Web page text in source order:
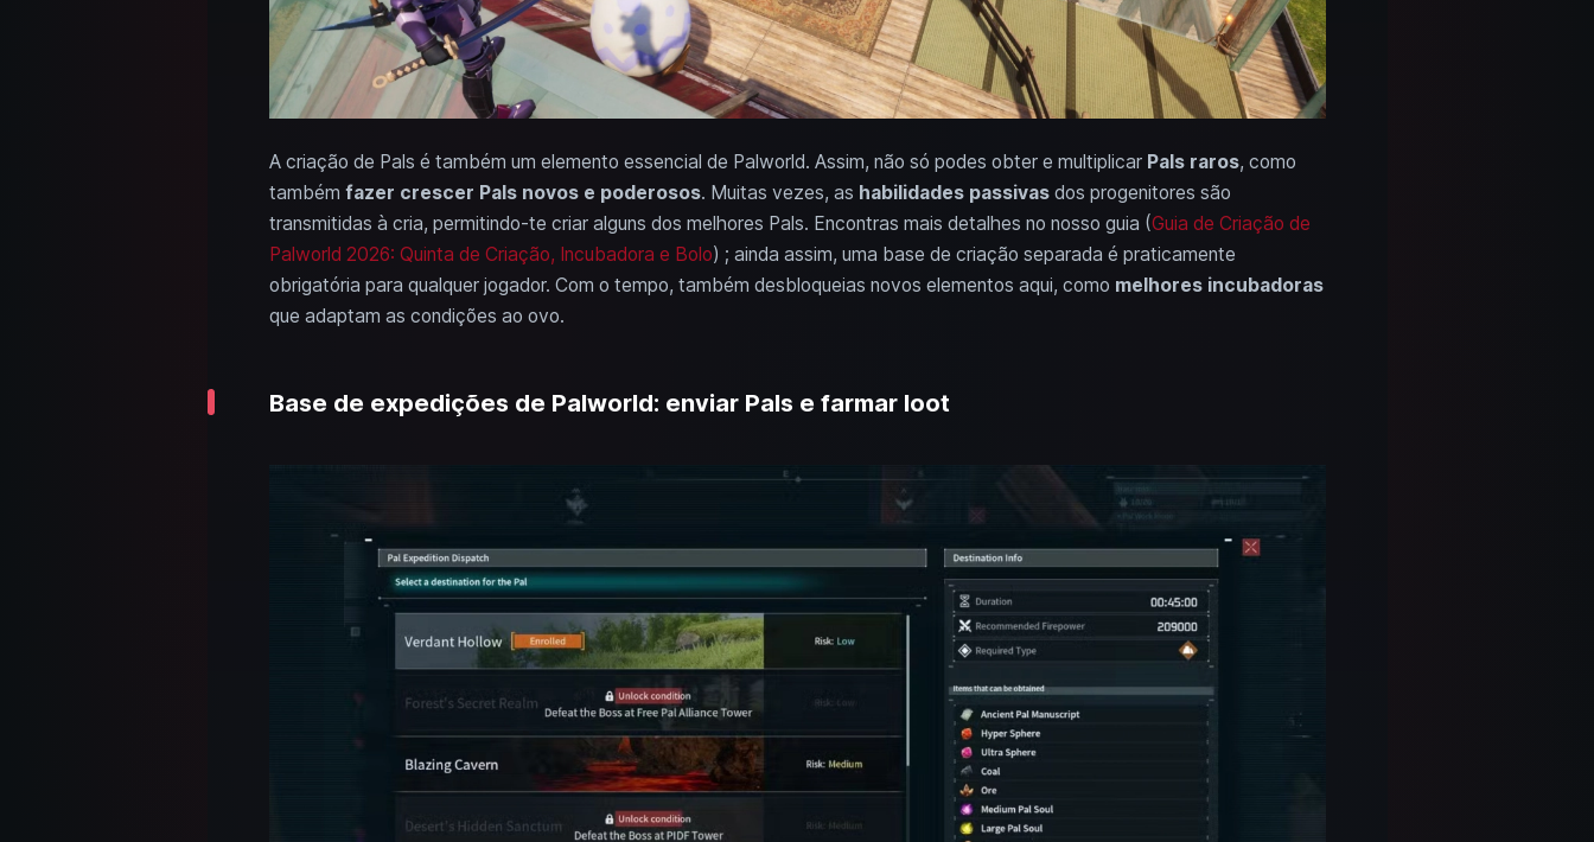
A criação de Pals é também um elemento essencial de Palworld. Assim, não só podes obter e multiplicar Pals raros, como
também fazer crescer Pals novos e poderosos. Muitas vezes, as habilidades passivasdos progenitores são
transmitidas à cria, permitindo-te criar alguns dos melhores Pals. Encontras mais detalhes no nosso guia (Guia de Criação de
Palworld 2026: Quinta de Criação, Incubadora e Bolo) ; ainda assim, uma base de criação separada é praticamente
obrigatória para qualquer jogador. Com o tempo, também desbloqueias novos elementos aqui, como melhores incubadoras
que adaptam as condições ao ovo.
Base de expedições de Palworld: enviar Pals e farmar loot